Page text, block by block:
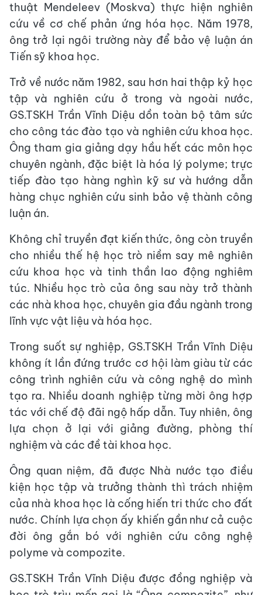
thuật Mendeleev (Moskva) thực hiện nghiên
cứu về cơ chế phản ứng hóa học. Năm 1978,
ông trở lại ngôi trường này để bảo vệ luận án
Tiến sỹ khoa học.
Trở về nước năm 1982, sau hơn hai thập kỷ học
tập và nghiên cứu ở trong và ngoài nước,
GS.TSKH Trần Vĩnh Diệu dồn toàn bộ tâm sức
cho công tác đào tạo và nghiên cứu khoa học.
Ông tham gia giảng dạy hầu hết các môn học
chuyên ngành, đặc biệt là hóa lý polyme; trực
tiếp đào tạo hàng nghìn kỹ sư và hướng dẫn
hàng chục nghiên cứu sinh bảo vệ thành công
luận án.
Không chỉ truyền đạt kiến thức, ông còn truyền
cho nhiều thế hệ học trò niềm say mê nghiên
cứu khoa học và tinh thần lao động nghiêm
túc. Nhiều học trò của ông sau này trở thành
các nhà khoa học, chuyên gia đầu ngành trong
lĩnh vực vật liệu và hóa học.
Trong suốt sự nghiệp, GS.TSKH Trần Vĩnh Diệu
không ít lần đứng trước cơ hội làm giàu từ các
công trình nghiên cứu và công nghệ do mình
tạo ra. Nhiều doanh nghiệp từng mời ông hợp
tác với chế độ đãi ngộ hấp dẫn. Tuy nhiên, ông
lựa chọn ở lại với giảng đường, phòng thí
nghiệm và các đề tài khoa học.
Ông quan niệm, đã được Nhà nước tạo điều
kiện học tập và trưởng thành thì trách nhiệm
của nhà khoa học là cống hiến tri thức cho đất
nước. Chính lựa chọn ấy khiến gần như cả cuộc
đời ông gắn bó với nghiên cứu công nghệ
polyme và compozite.
GS.TSKH Trần Vĩnh Diệu được đồng nghiệp và